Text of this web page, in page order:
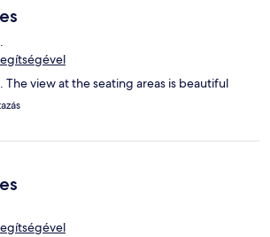
The view at the seating areas is beautiful